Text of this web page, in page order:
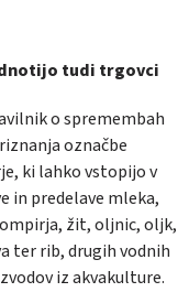
tudi trgovci
o spremembah
označbe
ki lahko vstopijo v
in predelave mleka,
žit, oljnic, oljk,
ter rib, drugih vodnih
iz akvakulture.